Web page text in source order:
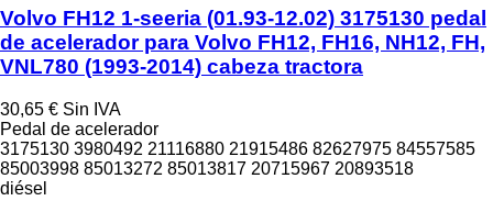
Volvo FH12 1-seeria (01.93-12.02) 3175130 pedal
de acelerador para Volvo FH12, FH16, NH12, FH,
VNL780 (1993-2014) cabeza tractora
30,65 € Sin IVA
Pedal de acelerador
3175130 3980492 21116880 21915486 82627975 84557585
85003998 85013272 85013817 20715967 20893518
diésel